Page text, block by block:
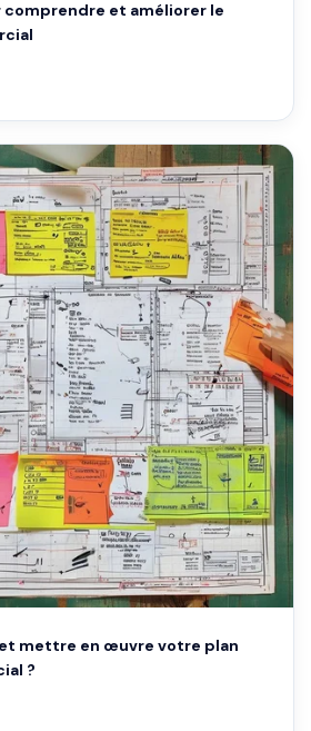
et améliorer le
mettre en œuvre votre plan
?